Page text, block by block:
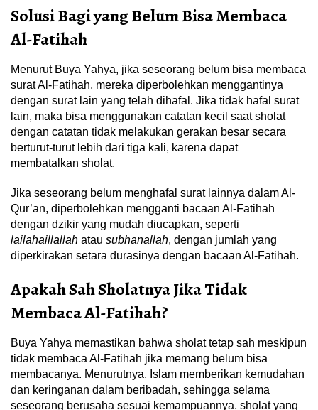
Solusi Bagi yang Belum Bisa Membaca
Al-Fatihah
Menurut Buya Yahya, jika seseorang belum bisa membaca
surat Al-Fatihah, mereka diperbolehkan menggantinya
dengan surat lain yang telah dihafal. Jika tidak hafal surat
lain, maka bisa menggunakan catatan kecil saat sholat
dengan catatan tidak melakukan gerakan besar secara
berturut-turut lebih dari tiga kali, karena dapat
membatalkan sholat.
Jika seseorang belum menghafal surat lainnya dalam Al-
Qur’an, diperbolehkan mengganti bacaan Al-Fatihah
dengan dzikir yang mudah diucapkan, seperti
lailahaillallah atau subhanallah, dengan jumlah yang
diperkirakan setara durasinya dengan bacaan Al-Fatihah.
Apakah Sah Sholatnya Jika Tidak
Membaca Al-Fatihah?
Buya Yahya memastikan bahwa sholat tetap sah meskipun
tidak membaca Al-Fatihah jika memang belum bisa
membacanya. Menurutnya, Islam memberikan kemudahan
dan keringanan dalam beribadah, sehingga selama
seseorang berusaha sesuai kemampuannya, sholat yang